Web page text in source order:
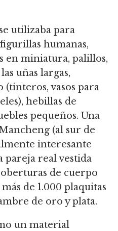
utilizaba para
humanas,
en miniatura, palillos,
uñas largas,
vasos para
hebillas de
pequeños. Una
(al sur de
interesante
pareja real vestida
de cuerpo
de 1.000 plaquitas
de oro y plata.
un material